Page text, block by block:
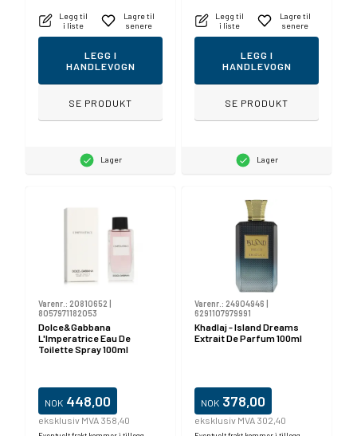
Legg til
i liste
Lagre til
senere
LEGG I
HANDLEVOGN
SE PRODUKT
Lager
Legg til
i liste
Lagre til
senere
LEGG I
HANDLEVOGN
SE PRODUKT
Lager
Varenr.: 20810652
8057971182053
Dolce&Gabbana
L'Imperatrice Eau De
Toilette Spray 100ml
NOK 448,00
eksklusiv MVA 358,40
Varenr.: 24904946
6291107979991
Khadlaj - Island Dreams
Extrait De Parfum 100ml
NOK 378,00
eksklusiv MVA 302,40